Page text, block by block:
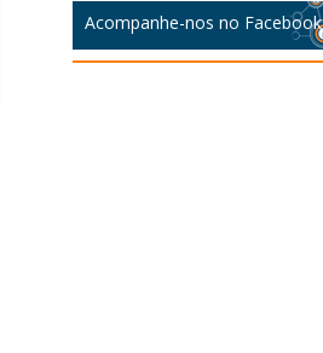
Acompanhe-nos no Facebook